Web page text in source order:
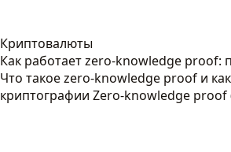
Криптовалюты
Как работает zero-knowledge proof:
Что такое zero-knowledge proof и
криптографии Zero-knowledge proof